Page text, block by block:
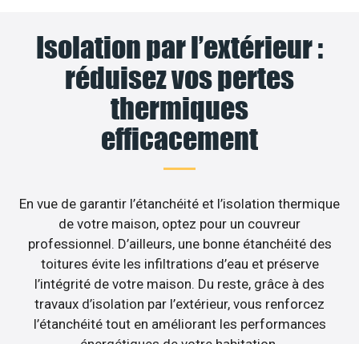
Isolation par l’extérieur :
réduisez vos pertes
thermiques
efficacement
En vue de garantir l’étanchéité et l’isolation thermique
de votre maison, optez pour un couvreur
professionnel. D’ailleurs, une bonne étanchéité des
toitures évite les infiltrations d’eau et préserve
l’intégrité de votre maison. Du reste, grâce à des
travaux d’isolation par l’extérieur, vous renforcez
l’étanchéité tout en améliorant les performances